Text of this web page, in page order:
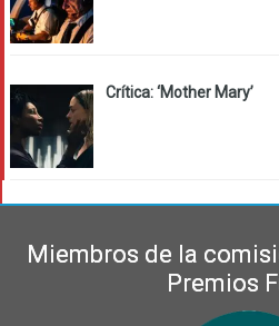
Crítica: ‘Mother Mary’
Miembros de la
Premios